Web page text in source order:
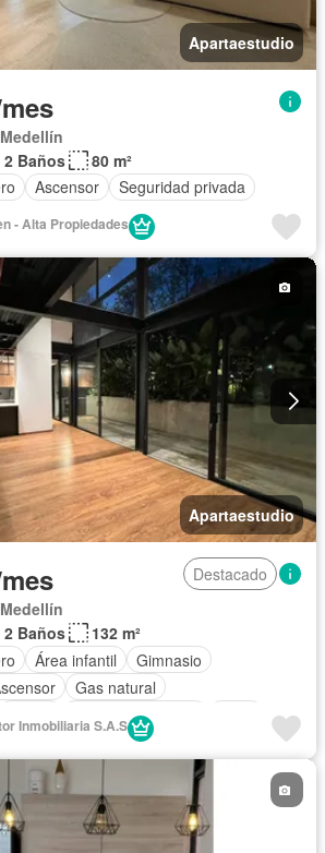
Apartaestudio
2 Baños
80 m²
Ascensor Seguridad privada
- Alta Propiedades
Apartaestudio
Destacado
2 Baños
132 m²
Área infantil
Gimnasio
Gas natural
Seguridad privada
Inmobiliaria S.A.S